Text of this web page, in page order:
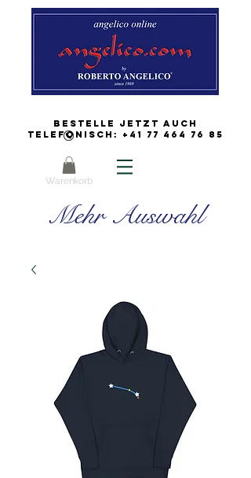
Bestelle jetzt auch
Telefonisch: +41 77 464 76 85
Warenkorb
Mehr Auswahl